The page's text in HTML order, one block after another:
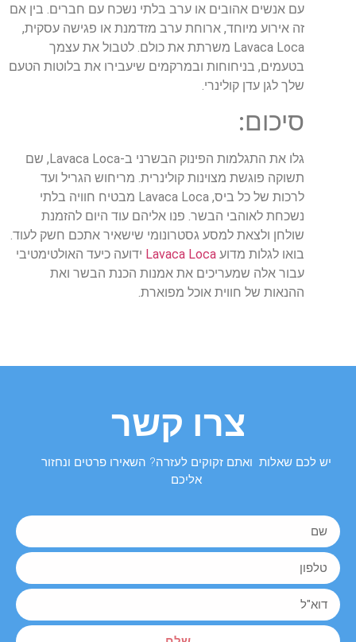
עם אנשים אהובים או ערב בלתי נשכח עם חברים. בין אם
זה אירוע מיוחד, ארוחת ערב מזדמנת או פגישה עסקית,
Lavaca Loca משרתת את כולם. לטבול את עצמך
בטעמים, בניחוחות ובמרקמים שיעבירו את בלוטות הטעם
שלך לגן עדן קולינרי.
סיכום:
גלו את התגלמות הפינוק הבשרני ב-Lavaca Loca, שם
תשוקה פוגשת מצוינות קולינרית. מריחוש הגריל ועד
לרכות של כל ביס, Lavaca Loca מבטיח חוויה בלתי
נשכחת לאוהבי הבשר. פנו אליהם עוד היום להזמנת
שולחן ולצאת למסע גסטרונומי שישאיר אתכם חשק לעוד.
בואו לגלות מדוע Lavaca Loca ידועה כיעד האולטימטיבי
עבור אלה שמעריכים את אמנות הכנת הבשר ואת
ההנאות של חווית אוכל מפוארת.
צרו קשר
יש לכם שאלות ואתם זקוקים לעזרה? השאירו פרטים ונחזור
אליכם